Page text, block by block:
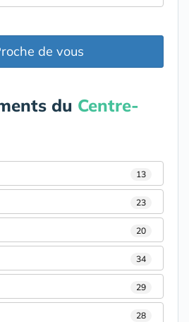
de vous
du Centre-
13
23
20
34
29
28